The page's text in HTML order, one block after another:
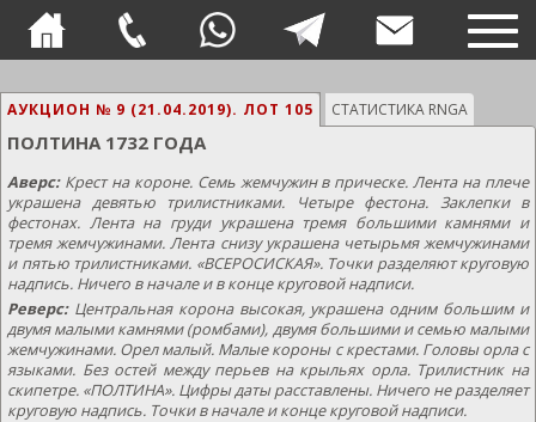
АУКЦИОН № 9 (21.04.2019). ЛОТ 105 СТАТИСТИКА RNGA
ПОЛТИНА 1732 ГОДА
Аверс:Крест на короне. Семь жемчужин в прическе. Лента на плече
украшена девятью трилистниками. Четыре фестона. Заклепки в
фестонах. Лента на груди украшена тремя большими камнями и
тремя жемчужинами. Лента снизу украшена четырьмя жемчужинами
и пятью трилистниками. «ВСЕРОСИСКАЯ». Точки разделяют круговую
надпись. Ничего в начале и в конце круговой надписи.
Реверс:Центральная корона высокая, украшена одним большим и
двумя малыми камнями (ромбами), двумя большими и семью малыми
жемчужинами. Орел малый. Малые короны с крестами. Головы орла с
языками. Без остей между перьев на крыльях орла. Трилистник на
скипетре. «ПОЛТИНА». Цифры даты расставлены. Ничего не разделяет
круговую надпись. Точки в начале и конце круговой надписи.